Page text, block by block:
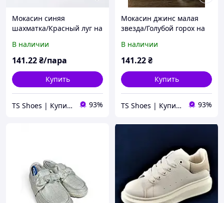
Мокасин синяя
шахматка/Красный луг на
размер
В наличии
141.22₴/пара
Купить
TS Shoes | Купить обувь оптом от производителя - интернет магазин качественной обуви 93%
Мокасин джинс малая
звезда/Голубой горох на
размер
В наличии
141.22₴
Купить
TS Shoes | Купить обувь оптом от производителя - интернет магазин качественной обуви 93%